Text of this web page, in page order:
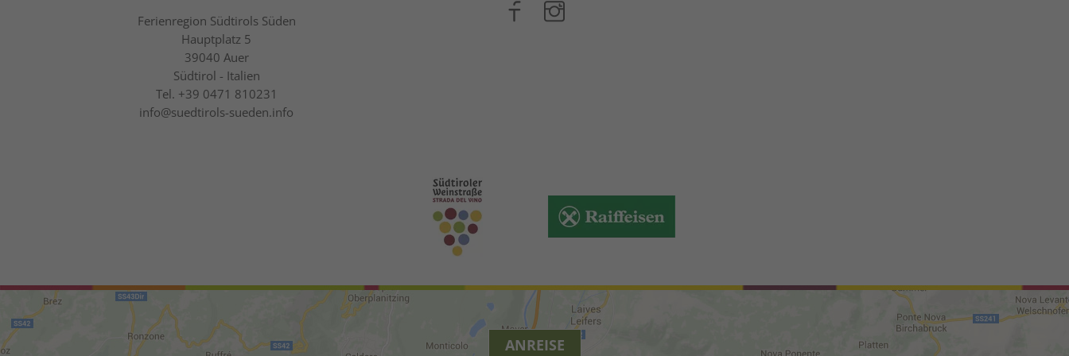
Ferienregion Südtirols Süden
Hauptplatz 5
39040 Auer
Südtirol - Italien
Tel. +39 0471 810231
info@suedtirols-sueden.info
ANREISE